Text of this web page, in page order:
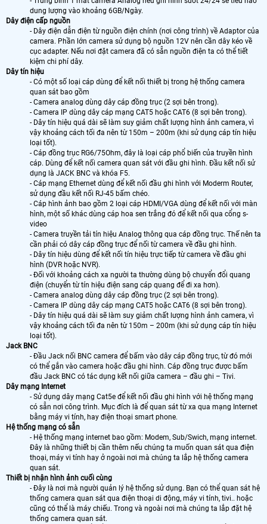
dung lượng vào khoảng 6GB/Ngày.
Dây điện cấp nguồn
- Dây điện dẫn điện từ nguồn điện chính (nơi công trình) về Adaptor của
camera. Phần lớn camera sử dụng bộ nguồn 12V nên cần dây kéo về
cục adapter. Nếu nơi đặt camera đã có sẵn nguồn điện ta có thể tiết
kiệm chi phí dây.
Dây tín hiệu
- Có một số loại cáp dùng để kết nối thiết bị trong hệ thống camera
quan sát bao gồm
- Camera analog dùng dây cáp đồng trục (2 sợi bên trong).
- Camera IP dùng dây cáp mạng CAT5 hoặc CAT6 (8 sợi bên trong).
- Dây tín hiệu quá dài sẽ làm suy giảm chất lượng hình ảnh camera, vì
vậy khoảng cách tối đa nên từ 150m – 200m (khi sử dụng cáp tín hiệu
loại tốt).
- Cáp đồng trục RG6/75Ohm, đây là loại cáp phổ biến của truyền hình
cáp. Dùng để kết nối camera quan sát với đầu ghi hình. Đầu kết nối sử
dụng là JACK BNC và khóa F5.
- Cáp mạng Ethernet dùng để kết nối đầu ghi hình với Moderm Router,
sử dụng đầu kết nối RJ-45 bấm chéo.
- Cáp hình ảnh bao gồm 2 loại cáp HDMI/VGA dùng để kết nối với màn
hình, một số khác dùng cáp hoa sen trắng đó để kết nối qua cổng s-
video
- Camera truyền tải tín hiệu Analog thông qua cáp đồng trục. Thế nên ta
cần phải có dây cáp đồng trục để nối từ camera về đầu ghi hình.
- Dây tín hiệu dùng để kết nối tín hiệu trực tiếp từ camera về đầu ghi
hình (DVR hoặc NVR).
- Đối với khoảng cách xa người ta thường dùng bộ chuyển đổi quang
điện (chuyển từ tín hiệu điện sang cáp quang để đi xa hơn).
- Camera analog dùng dây cáp đồng trục (2 sợi bên trong).
- Camera IP dùng dây cáp mạng CAT5 hoặc CAT6 (8 sợi bên trong).
- Dây tín hiệu quá dài sẽ làm suy giảm chất lượng hình ảnh camera, vì
vậy khoảng cách tối đa nên từ 150m – 200m (khi sử dụng cáp tín hiệu
loại tốt).
Jack BNC
- Đầu Jack nối BNC camera để bấm vào dây cáp đồng trục, từ đó mới
có thể gắn vào camera hoặc đầu ghi hình. Cáp đồng trục được bấm
đầu Jack BNC có tác dụng kết nối giữa camera – đầu ghi – Tivi.
Dây mạng Internet
- Sử dụng dây mạng Cat5e để kết nối đầu ghi hình với hệ thống mạng
có sẵn nơi công trình. Mục đích là để quan sát từ xa qua mạng Internet
bằng máy vi tính, hay điện thoại smart phone.
Hệ thống mạng có sẵn
- Hệ thống mạng internet bao gồm: Modem, Sub/Swich, mạng internet.
Đây là những thiết bị cần thêm nếu chúng ta muốn quan sát qua điện
thoại, máy vi tính hay ở ngoài nơi mà chúng ta lắp hệ thống camera
quan sát.
Thiết bị nhận hình ảnh cuối cùng
- Đây là nơi mà người quản lý hệ thống sử dụng. Bạn có thể quan sát hệ
thống camera quan sát qua điện thoại di động, máy vi tính, tivi.. hoặc
cũng có thể là máy chiếu. Trong và ngoài nơi mà chúng ta lắp đặt hệ
thống camera quan sát.